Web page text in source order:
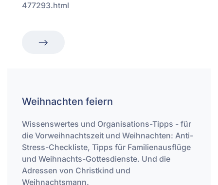
477293.html
Weihnachten feiern
Wissenswertes und Organisations-Tipps - für
die Vorweihnachtszeit und Weihnachten: Anti-
Stress-Checkliste, Tipps für Familienausflüge
und Weihnachts-Gottesdienste. Und die
Adressen von Christkind und
Weihnachtsmann.